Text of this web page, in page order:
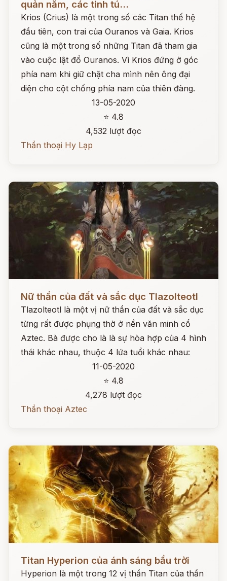
quản năm, các tinh tú...
Krios (Crius) là một trong số các Titan thế hệ
đầu tiên, con trai của Ouranos và Gaia. Krios
cũng là một trong số những Titan đã tham gia
vào cuộc lật đổ Ouranos. Vì Krios đứng ở góc
phía nam khi giữ chặt cha mình nên ông đại
diện cho cột chống phía nam của thiên đàng.
13-05-2020
⭐ 4.8
4,532 lượt đọc
Thần thoại Hy Lạp
Nữ thần của đất và sắc dục Tlazolteotl
Tlazolteotl là một vị nữ thần của đất và sắc dục
từng rất được phụng thờ ở nền văn minh cổ
Aztec. Bà được cho là là sự hòa hợp của 4 hình
thái khác nhau, thuộc 4 lứa tuổi khác nhau:
11-05-2020
⭐ 4.8
4,278 lượt đọc
Thần thoại Aztec
Titan Hyperion của ánh sáng bầu trời
Hyperion là một trong 12 vị thần Titan của thần